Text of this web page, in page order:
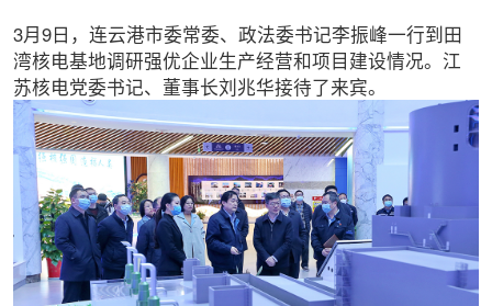
3月9日，连云港市委常委、政法委书记李振峰一行到田
湾核电基地调研强优企业生产经营和项目建设情况。江
苏核电党委书记、董事长刘兆华接待了来宾。